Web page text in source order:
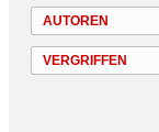
AUTOREN
VERGRIFFEN